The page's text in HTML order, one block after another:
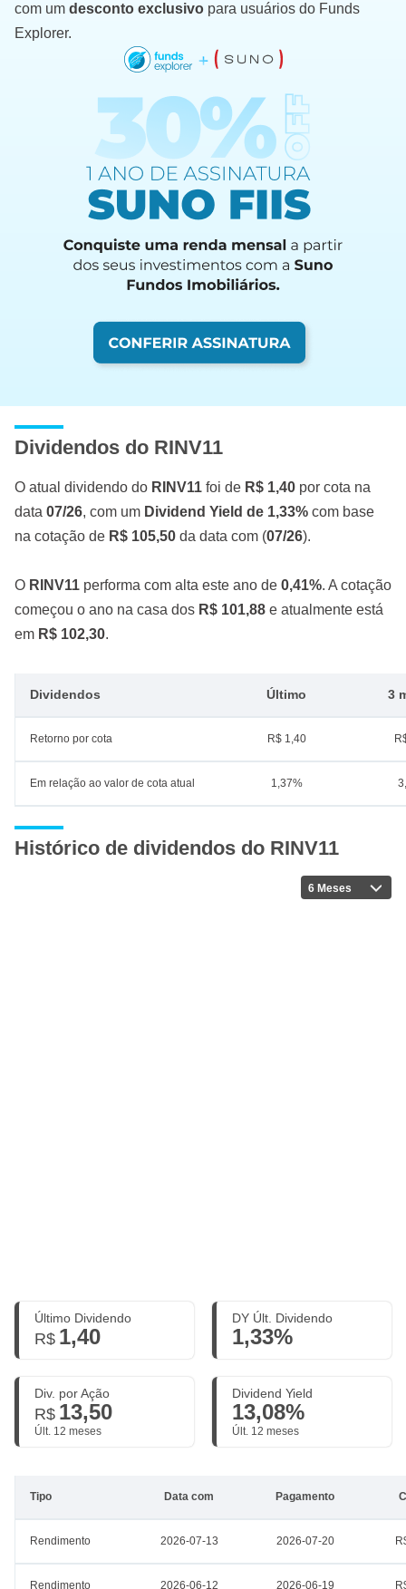
com um desconto exclusivo para usuários do Funds
Explorer.
Dividendos do RINV11
O atual dividendo do RINV11 foi de R$ 1,40 por cota na
data 07/26, com um Dividend Yield de 1,33% com base
na cotação de R$ 105,50 da data com (07/26).
O RINV11 performa com alta este ano de 0,41%. A cotação
começou o ano na casa dos R$ 101,88 e atualmente está
em R$ 102,30.
Dividendos Último 3
Retorno por cota R$ 1,40
Em relação ao valor de cota atual 1,37%
Histórico de dividendos do RINV11
6 Meses
Último Dividendo
R$ 1,40
DY Últ. Dividendo
1,33%
Div. por Ação
R$ 13,50
Últ. 12 meses
Dividend Yield
13,08%
Últ. 12 meses
Tipo Data com Pagamento
Rendimento 2026-07-13 2026-07-20
Rendimento 2026-06-12 2026-06-19